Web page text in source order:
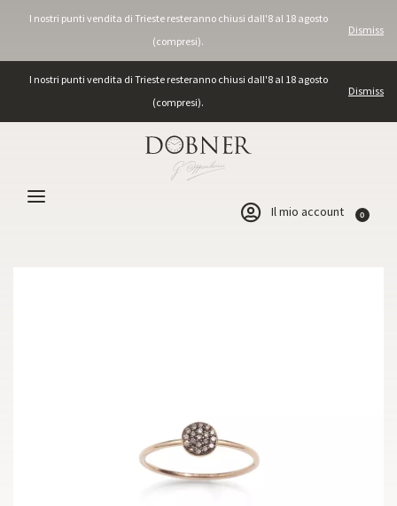
I nostri punti vendita di Trieste resteranno chiusi dall'8 al 18 agosto
(compresi).
Dismiss
I nostri punti vendita di Trieste resteranno chiusi dall'8 al 18 agosto
(compresi).
Dismiss
Il mio account 0